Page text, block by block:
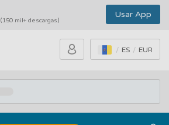
(150 mil+ descargas)
Usar App
ES EUR